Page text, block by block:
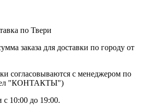
по Твери
заказа для доставки по городу от
согласовываются с менеджером по
"КОНТАКТЫ")
с 10:00 до 19:00.